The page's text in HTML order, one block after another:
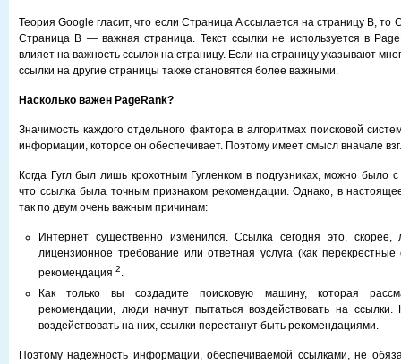
Теория Google гласит, что если Страница A ссылается на страницу B, то
Страница B — важная страница. Текст ссылки не используется в
влияет на важность ссылок на страницу. Если на страницу указывают
ссылки на другие страницы также становятся более важными.
Насколько важен PageRank?
Значимость каждого отдельного фактора в алгоритмах поисковой
информации, которое он обеспечивает. Поэтому имеет смысл вначале
Когда Гугл был лишь крохотным Гугленком в подгузниках, можно было с
что ссылка была точным признаком рекомендации. Однако, в
так по двум очень важным причинам:
Интернет существенно изменился. Ссылка сегодня это, скорее,
лицензионное требование или ответная услуга (как
рекомендация 2.
Как только вы создадите поисковую машину, которая
рекомендации, люди начнут пытаться воздействовать на ссылки.
воздействовать на них, ссылки перестанут быть рекомендациями.
Поэтому надежность информации, обеспечиваемой ссылками, не